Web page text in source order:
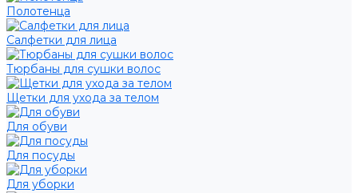
Полотенца
Салфетки для лица
Тюрбаны для сушки волос
Щетки для ухода за телом
Для обуви
Для посуды
Для уборки